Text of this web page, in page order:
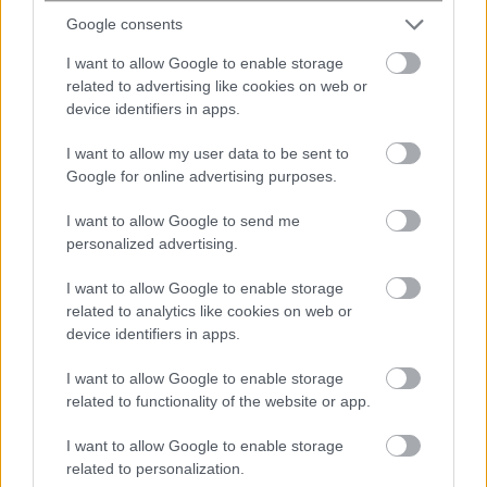
Google consents
I want to allow Google to enable storage
related to advertising like cookies on web or
device identifiers in apps.
I want to allow my user data to be sent to
Google for online advertising purposes.
I want to allow Google to send me
personalized advertising.
I want to allow Google to enable storage
related to analytics like cookies on web or
device identifiers in apps.
I want to allow Google to enable storage
related to functionality of the website or app.
I want to allow Google to enable storage
related to personalization.
➢ 8 στις 10 επιχειρήσεις (79,5%) που πραγματοποίησαν
9,3% τις χρηματοδότησε μέσω προγραμμάτων
χρηματοδότησης ενώ μόλις το 3,9% μέσω τραπεζικού
➢ Το 43,3% των μικρών και πολύ μικρών επιχειρήσεων
δήλωσε ότι αύξησε τις τιμές του το πρώτο εξάμηνο του
2023. Το ποσοστό αυτό, αν και είναι μειωμένο σε σχέση
με το δεύτερο και το πρώτο εξάμηνο του 2022 (49,1%
και 59,2% αντίστοιχα), παραμένει εξαιρετικά υψηλό.
➢ Τα μεγαλύτερα ποσοστά επιχειρήσεων που δήλωσαν
ότι αύξησαν τις τιμές τους εντοπίζονται στις
➢ Συγκεκριμένα, τις τιμές τους αύξησε το πρώτο